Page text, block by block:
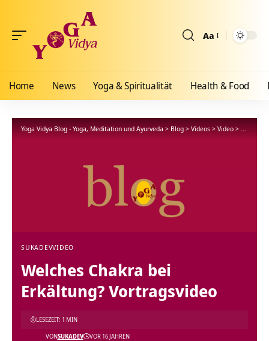
Aa
Home News Yoga & Spiritualität Health & Food
Yoga Vidya Blog - Yoga, Meditation und Ayurveda > Blog > Videos > Video > Welches
SUKADEVVIDEO
Welches Chakra bei
Erkältung? Vortragsvideo
VONSUKADEV VOR 16 JAHREN
LESEZEIT: 1 MIN